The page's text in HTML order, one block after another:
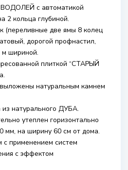
с автоматикой
2 кольца глубиной.
(переливные две ямы 8 колец
дорогой профнастил,
м шириной.
плиткой “СТАРЫЙ
натуральным камнем
из натурального ДУБА.
утеплен горизонтально
мм, на ширину 60 см от дома.
применением систем
с эффектом